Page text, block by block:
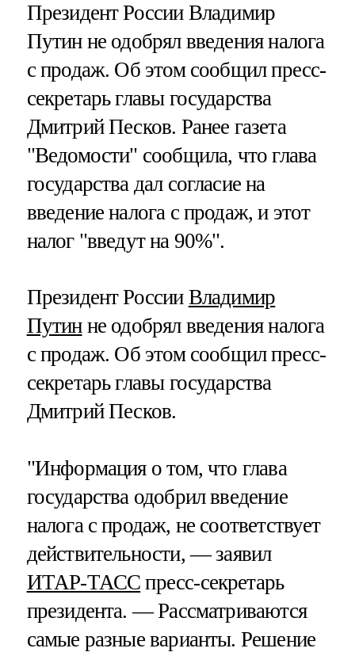
Президент России Владимир
Путин не одобрял введения налога
с продаж. Об этом сообщил пресс-
секретарь главы государства
Дмитрий Песков. Ранее газета
"Ведомости" сообщила, что глава
государства дал согласие на
введение налога с продаж, и этот
налог "введут на 90%".
Президент России Владимир
Путинне одобрял введения налога
с продаж. Об этом сообщил пресс-
секретарь главы государства
Дмитрий Песков.
"Информация о том, что глава
государства одобрил введение
налога с продаж, не соответствует
действительности, — заявил
ИТАР-ТАСС пресс-секретарь
президента. — Рассматриваются
самые разные варианты. Решение